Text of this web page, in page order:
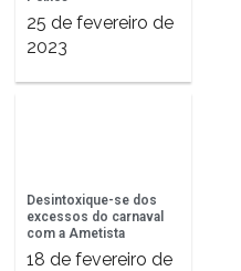
25 de fevereiro de
2023
Desintoxique-se dos
excessos do carnaval
com a Ametista
18 de fevereiro de